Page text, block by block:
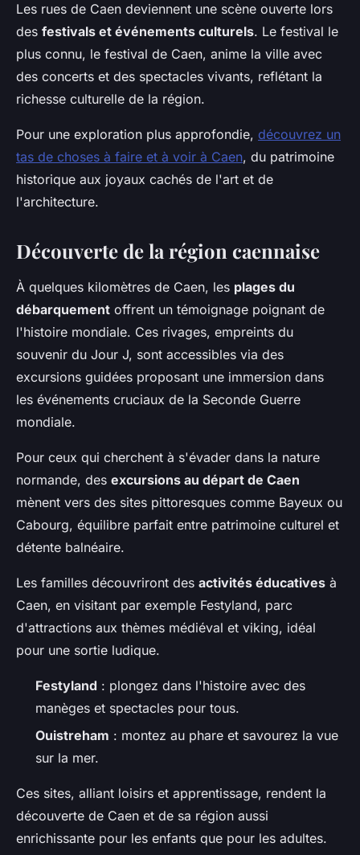
Les rues de Caen deviennent une scène ouverte lors
des festivals et événements culturels. Le festival le
plus connu, le festival de Caen, anime la ville avec
des concerts et des spectacles vivants, reflétant la
richesse culturelle de la région.
Pour une exploration plus approfondie, découvrez un
tas de choses à faire et à voir à Caen, du patrimoine
historique aux joyaux cachés de l'art et de
l'architecture.
Découverte de la région caennaise
À quelques kilomètres de Caen, les plages du
débarquement offrent un témoignage poignant de
l'histoire mondiale. Ces rivages, empreints du
souvenir du Jour J, sont accessibles via des
excursions guidées proposant une immersion dans
les événements cruciaux de la Seconde Guerre
mondiale.
Pour ceux qui cherchent à s'évader dans la nature
normande, des excursions au départ de Caen
mènent vers des sites pittoresques comme Bayeux ou
Cabourg, équilibre parfait entre patrimoine culturel et
détente balnéaire.
Les familles découvriront des activités éducatives à
Caen, en visitant par exemple Festyland, parc
d'attractions aux thèmes médiéval et viking, idéal
pour une sortie ludique.
Festyland : plongez dans l'histoire avec des
manèges et spectacles pour tous.
Ouistreham : montez au phare et savourez la vue
sur la mer.
Ces sites, alliant loisirs et apprentissage, rendent la
découverte de Caen et de sa région aussi
enrichissante pour les enfants que pour les adultes.